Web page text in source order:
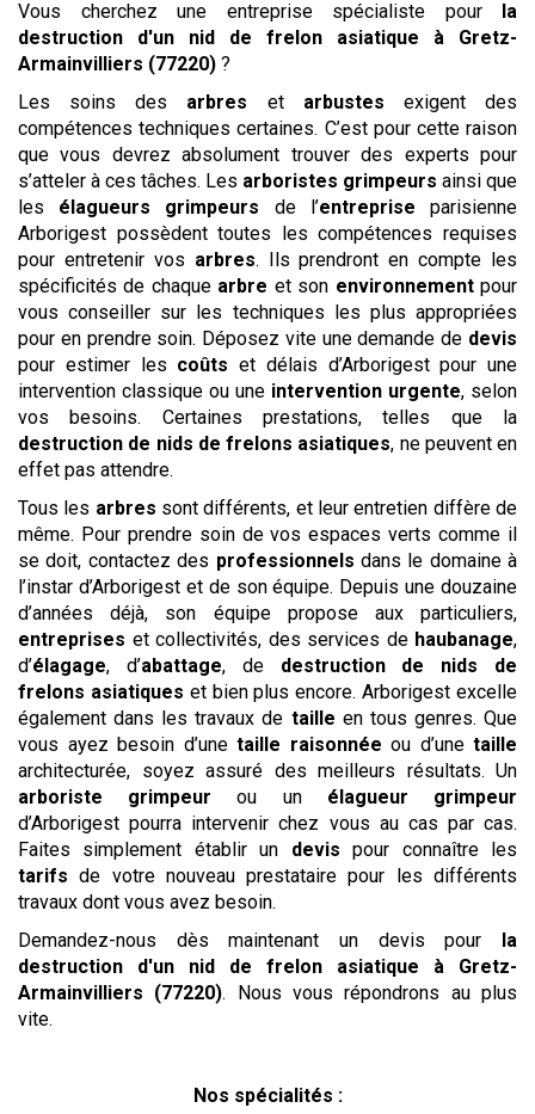
Vous cherchez une entreprise spécialiste pour
la
destruction d'un nid de frelon asiatique
à Gretz-
Armainvilliers (77220) ?
Les soins des arbres et arbustes exigent des
compétences techniques certaines. C’est pour cette raison
que vous devrez absolument trouver des experts pour
s’atteler à ces tâches. Les arboristes grimpeurs ainsi que
les élagueurs grimpeurs de l’entreprise parisienne
Arborigest possèdent toutes les compétences requises
pour entretenir vos arbres. Ils prendront en compte les
spécificités de chaque arbre et son environnementpour
vous conseiller sur les techniques les plus appropriées
pour en prendre soin. Déposez vite une demande de devis
pour estimer les coûts et délais d’Arborigest pour une
intervention classique ou une intervention urgente, selon
vos besoins. Certaines prestations, telles que la
destruction de nids de frelons asiatiques, ne peuvent en
effet pas attendre.
Tous les arbres sont différents, et leur entretien diffère de
même. Pour prendre soin de vos espaces verts comme il
se doit, contactez des professionnels dans le domaine à
l’instar d’Arborigest et de son équipe. Depuis une douzaine
d’années déjà, son équipe propose aux particuliers,
entreprises et collectivités, des services de haubanage,
d’élagage, d’abattage, de destruction de nids de
frelons asiatiques et bien plus encore. Arborigest excelle
également dans les travaux de taille en tous genres. Que
vous ayez besoin d’une taille raisonnée ou d’une taille
architecturée, soyez assuré des meilleurs résultats. Un
arboriste grimpeur ou un élagueur grimpeur
d’Arborigest pourra intervenir chez vous au cas par cas.
Faites simplement établir un devis pour connaître les
tarifs de votre nouveau prestataire pour les différents
travaux dont vous avez besoin.
Demandez-nous dès maintenant un devis pour la
destruction d'un nid de frelon asiatique
à Gretz-
Armainvilliers (77220). Nous vous répondrons au plus
vite.
Nos spécialités :